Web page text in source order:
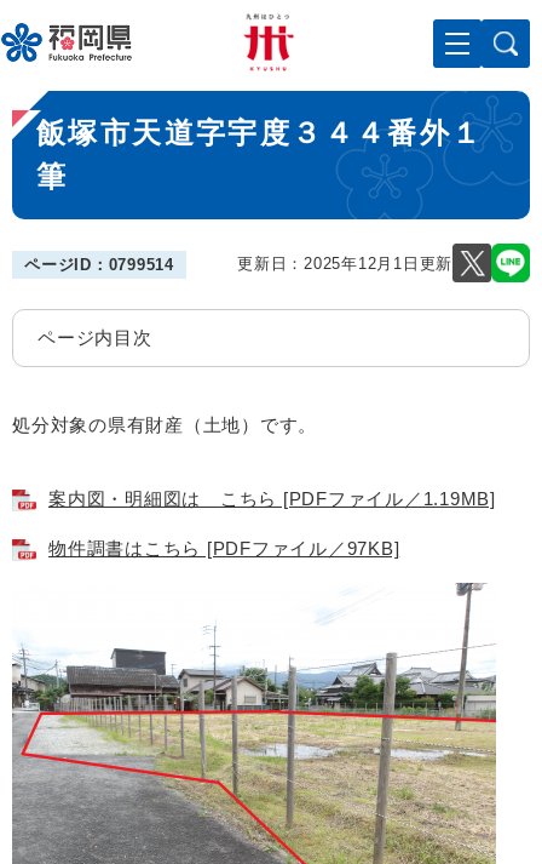
ー
ジ
先
頭
。
メニューを飛ばして本文へ
本
文
飯塚市天道字宇度３４４番外１
筆
ページID：0799514 更新日：2025年12月1日更新
ページ内目次
処分対象の県有財産（土地）です。
案内図・明細図は こちら [PDFファイル／1.19MB]
物件調書はこちら [PDFファイル／97KB]